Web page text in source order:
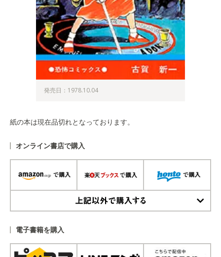
発売日：1978.10.04
紙の本は現在品切れとなっております。
オンライン書店で購入
電子書籍を購入